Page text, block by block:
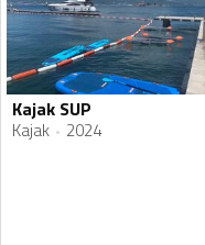
Kajak SUP
Kajak 2024